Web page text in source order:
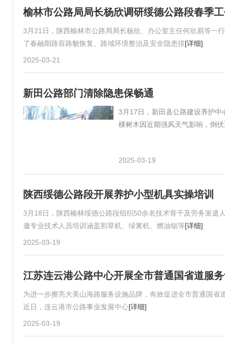
榆林市公路局局长杨欣调研绥德公路段春季
3月21日，陕西榆林市公路局局长杨欣、办公室主任何欣易等一
了春融期路容路貌恢复、路域环境整治及安全隐患排[详细]
2025-03-21
新田公路部门清除隐患保畅通
3月17日，新田县公路建设养护
棵树木因近期强风天气影响，倒
2025-03-19
陕西绥德公路段开展养护小型机具实操培训
3月18日，陕西榆林绥德公路段组织50余名技术骨干及劳务派遣
邀专业技术人员培训涵盖割草机、绿篱机、燃油锯等[详细]
2025-03-19
江苏连云港公路中心开展全市普通国省道服
为进一步擦亮大美山海路服务设施品牌，有效促进全市普通国
近日，连云港市公路事业发展中心[详细]
2025-03-19